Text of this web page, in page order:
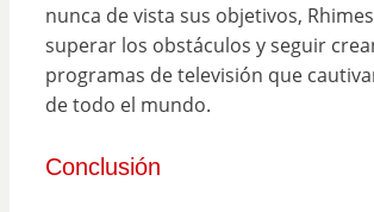
nunca de vista sus objetivos,
superar los obstáculos y seguir
programas de televisión que
de todo el mundo.
Conclusión